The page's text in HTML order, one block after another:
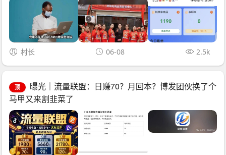
村长 06-08 2.5k
顶
曝光｜流量联盟：日赚70？月回本？博发团伙换了个
马甲又来割韭菜了